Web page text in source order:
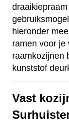
hieronder
ramen voor je
raamkozijnen
kunststof
Vast